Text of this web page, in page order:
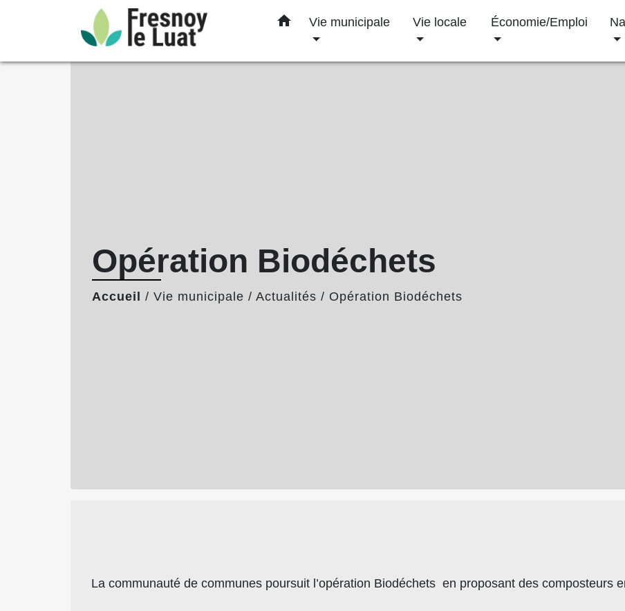
home Vie municipale Vie locale Économie/Emploi
Opération Biodéchets
Accueil / Vie municipale / Actualités / Opération Biodéchets
La communauté de communes poursuit l’opération Biodéchets en proposant des composteurs